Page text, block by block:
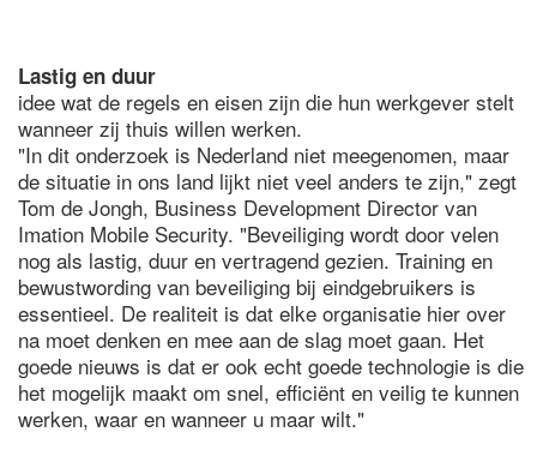
Lastig en duur
idee wat de regels en eisen zijn die hun werkgever stelt
wanneer zij thuis willen werken.
"In dit onderzoek is Nederland niet meegenomen, maar
de situatie in ons land lijkt niet veel anders te zijn," zegt
Tom de Jongh, Business Development Director van
Imation Mobile Security. "Beveiliging wordt door velen
nog als lastig, duur en vertragend gezien. Training en
bewustwording van beveiliging bij eindgebruikers is
essentieel. De realiteit is dat elke organisatie hier over
na moet denken en mee aan de slag moet gaan. Het
goede nieuws is dat er ook echt goede technologie is die
het mogelijk maakt om snel, efficiënt en veilig te kunnen
werken, waar en wanneer u maar wilt."